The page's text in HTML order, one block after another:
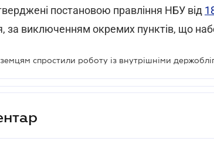
постановою правління НБУ від
за виключенням окремих пунктів, що
спростили роботу із внутрішніми